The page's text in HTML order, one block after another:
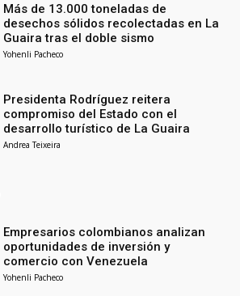
Más de 13.000 toneladas de
desechos sólidos recolectadas en La
Guaira tras el doble sismo
Yohenli Pacheco
Presidenta Rodríguez reitera
compromiso del Estado con el
desarrollo turístico de La Guaira
Andrea Teixeira
Empresarios colombianos analizan
oportunidades de inversión y
comercio con Venezuela
Yohenli Pacheco